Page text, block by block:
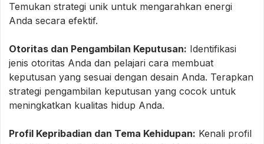
Temukan strategi unik untuk mengarahkan energi
Anda secara efektif.
Otoritas dan Pengambilan Keputusan: Identifikasi
jenis otoritas Anda dan pelajari cara membuat
keputusan yang sesuai dengan desain Anda. Terapkan
strategi pengambilan keputusan yang cocok untuk
meningkatkan kualitas hidup Anda.
Profil Kepribadian dan Tema Kehidupan: Kenali profil